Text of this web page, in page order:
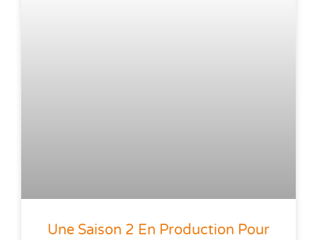
Une Saison 2 En Production Pour